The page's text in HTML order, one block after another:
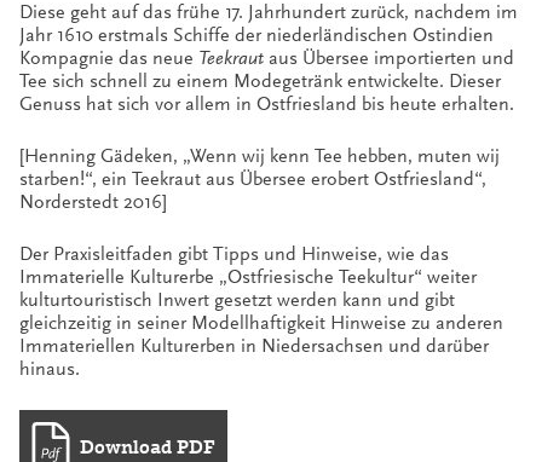
Diese geht auf das frühe 17. Jahrhundert zurück, nachdem im
Jahr 1610 erstmals Schiffe der niederländischen Ostindien
Kompagnie das neue Teekraut aus Übersee importierten und
Tee sich schnell zu einem Modegetränk entwickelte. Dieser
Genuss hat sich vor allem in Ostfriesland bis heute erhalten.
[Henning Gädeken, „Wenn wij kenn Tee hebben, muten wij
starben!“, ein Teekraut aus Übersee erobert Ostfriesland“,
Norderstedt 2016]
Der Praxisleitfaden gibt Tipps und Hinweise, wie das
Immaterielle Kulturerbe „Ostfriesische Teekultur“ weiter
kulturtouristisch Inwert gesetzt werden kann und gibt
gleichzeitig in seiner Modellhaftigkeit Hinweise zu anderen
Immateriellen Kulturerben in Niedersachsen und darüber
hinaus.
Download PDF